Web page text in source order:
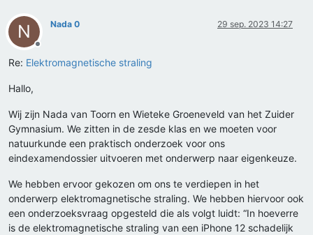
N
Offline
Nada 0 29 sep. 2023 14:27
Re: Elektromagnetische straling
Hallo,
Wij zijn Nada van Toorn en Wieteke Groeneveld van het Zuider
Gymnasium. We zitten in de zesde klas en we moeten voor
natuurkunde een praktisch onderzoek voor ons
eindexamendossier uitvoeren met onderwerp naar eigenkeuze.
We hebben ervoor gekozen om ons te verdiepen in het
onderwerp elektromagnetische straling. We hebben hiervoor ook
een onderzoeksvraag opgesteld die als volgt luidt: “In hoeverre
is de elektromagnetische straling van een iPhone 12 schadelijk